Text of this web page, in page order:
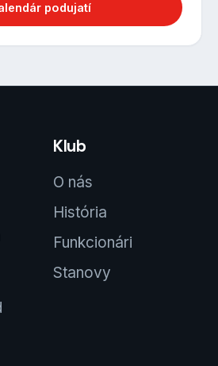
podujatí
Klub
O nás
História
Funkcionári
Stanovy